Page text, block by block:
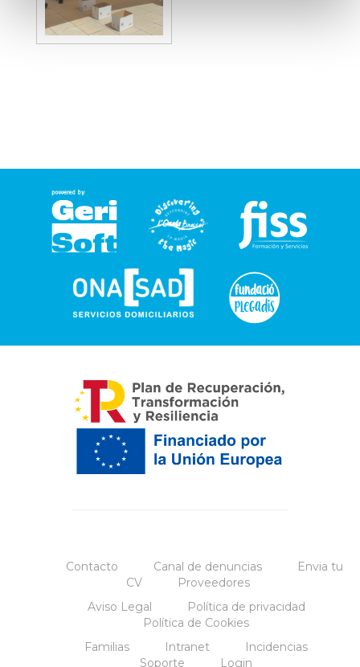
Contacto Canal de denuncias
Envia tu
CV
Proveedores
Aviso Legal
Política de privacidad
Política de Cookies
Familias
Intranet
Incidencias
Soporte
Login